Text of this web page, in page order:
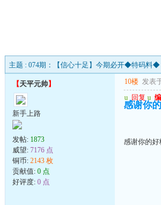
主题 : 074期：【信心十足】今期必开◆特码料◆
【天平元帅】
新手上路
发帖: 1873
威望: 7176 点
铜币: 2143 枚
贡献值: 0 点
好评度: 0 点
10楼 发表
u 回复 u
感谢你
感谢你的